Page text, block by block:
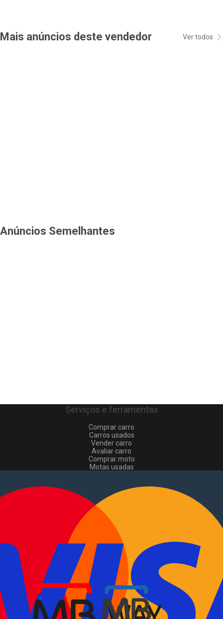
Mais anúncios deste vendedor Ver todos
Anúncios Semelhantes
Serviços e ferramentas
Comprar carro
Carros usados
Vender carro
Avaliar carro
Comprar moto
Motas usadas
Comerciais usados
Vender comerciais
Informações
Como comprar e vender
Pacotes de anúncios
Verificar VIN e matrícula
Sitemap
EN
Sobre Nós